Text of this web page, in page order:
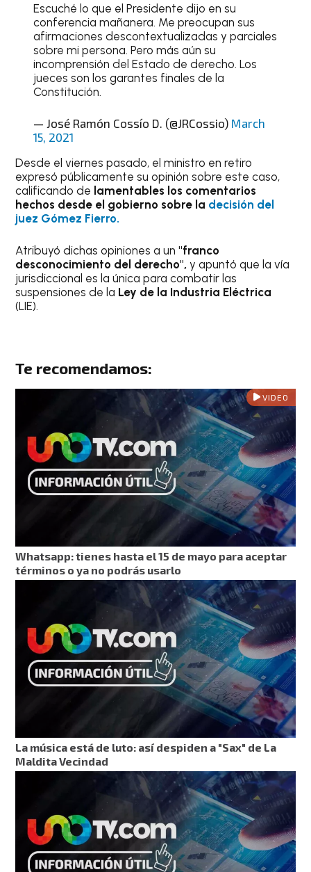
Escuché lo que el Presidente dijo en su
conferencia mañanera. Me preocupan sus
afirmaciones descontextualizadas y parciales
sobre mi persona. Pero más aún su
incomprensión del Estado de derecho. Los
jueces son los garantes finales de la
Constitución.
— José Ramón Cossío D. (@JRCossio) March
15, 2021
Desde el viernes pasado, el ministro en retiro
expresó públicamente su opinión sobre este caso,
calificando de lamentables los comentarios
hechos desde el gobierno sobre la decisión del
juez Gómez Fierro.
Atribuyó dichas opiniones a un"franco
desconocimiento del derecho", y apuntó que la vía
jurisdiccional es la única para combatir las
suspensiones de la Ley de la Industria Eléctrica
(LIE).
Te recomendamos:
VIDEO
Whatsapp: tienes hasta el 15 de mayo para aceptar
términos o ya no podrás usarlo
La música está de luto: así despiden a "Sax" de La
Maldita Vecindad